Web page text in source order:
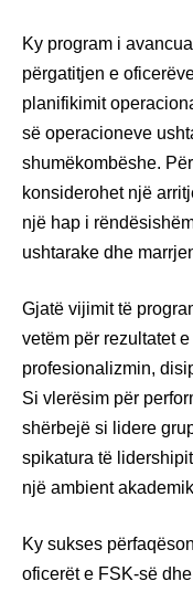
Ky program i
përgatitjen e
planifikimit
së operacioneve
shumëkombëshe.
konsiderohet një
një hap i
ushtarake dhe
Gjatë vijimit të
vetëm për rezultatet
profesionalizmin,
Si vlerësim për
shërbejë si lidere
spikatura të
një ambient
Ky sukses
oficerët e FSK-së